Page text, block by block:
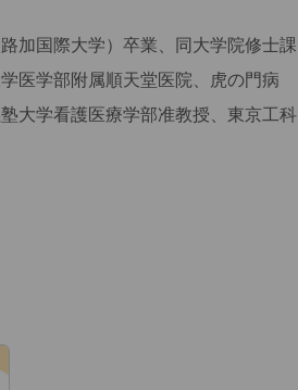
加国際大学）卒業、同大学院修士課
医学部附属順天堂医院、虎の門病
大学看護医療学部准教授、東京工科